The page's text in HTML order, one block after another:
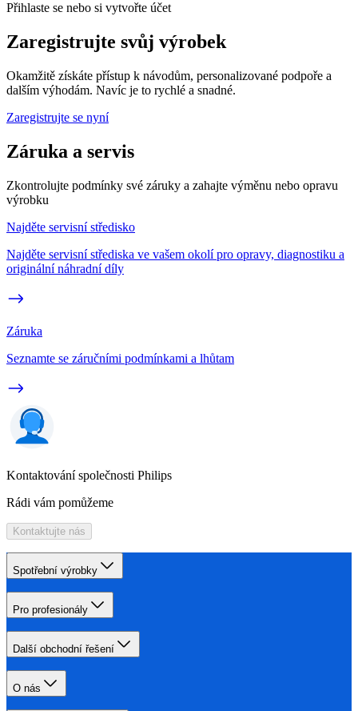
Přihlaste se nebo si vytvořte účet
Zaregistrujte svůj výrobek
Okamžitě získáte přístup k návodům, personalizované podpoře a
dalším výhodám. Navíc je to rychlé a snadné.
Zaregistrujte se nyní
Záruka a servis
Zkontrolujte podmínky své záruky a zahajte výměnu nebo opravu
výrobku
Najděte servisní středisko
Najděte servisní střediska ve vašem okolí pro opravy, diagnostiku a
originální náhradní díly
Záruka
Seznamte se záručními podmínkami a lhůtam
Kontaktování společnosti Philips
Rádi vám pomůžeme
Kontaktujte nás
Spotřební výrobky
Pro profesionály
Další obchodní řešení
O nás